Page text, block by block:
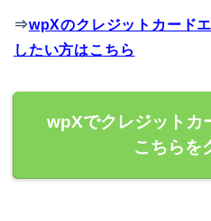
⇒wpXのクレジットカード
したい方はこちら
wpXでクレジットカ
こちらを